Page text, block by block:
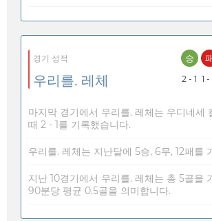
경기 성적
우리를. 레체
승
2 - 1
패
1
마지막 경기에서 우리를. 레체는 우디네세
때 2 - 1를 기록했습니다.
우리를. 레체는 지난달에 5승, 6무, 12패를
지난 10경기에서 우리를. 레체는 총 5골을
90분당 평균 0.5골을 의미합니다.